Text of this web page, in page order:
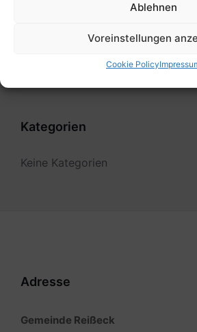
Ablehnen
Voreinstellungen
Cookie Policy
Filter
Kategorien
Keine Kategorien
Adresse
Gemeinde Reißeck